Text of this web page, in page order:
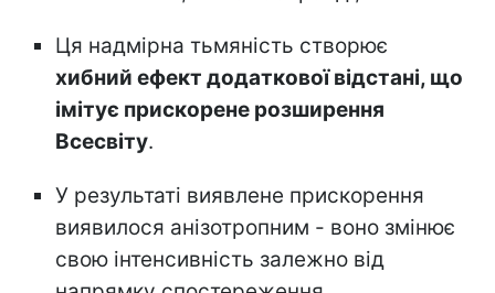
Ця надмірна тьмяність створює
хибний ефект додаткової відстані, що
імітує прискорене розширення
Всесвіту.
У результаті виявлене прискорення
виявилося анізотропним - воно змінює
свою інтенсивність залежно від